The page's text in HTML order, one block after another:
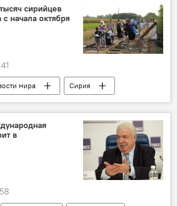
энергетики
сирийцев
начала октября
мира
Сирия
Террористы
Бегство
в